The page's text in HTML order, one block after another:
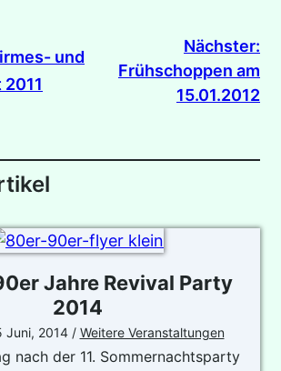
und
Nächster:
Frühschoppen am
15.01.2012
Jahre Revival Party
2014
Juni, 2014/ Weitere Veranstaltungen
nach der 11. Sommernachtsparty